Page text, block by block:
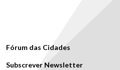
Fórum das Cidades
Subscrever Newsletter